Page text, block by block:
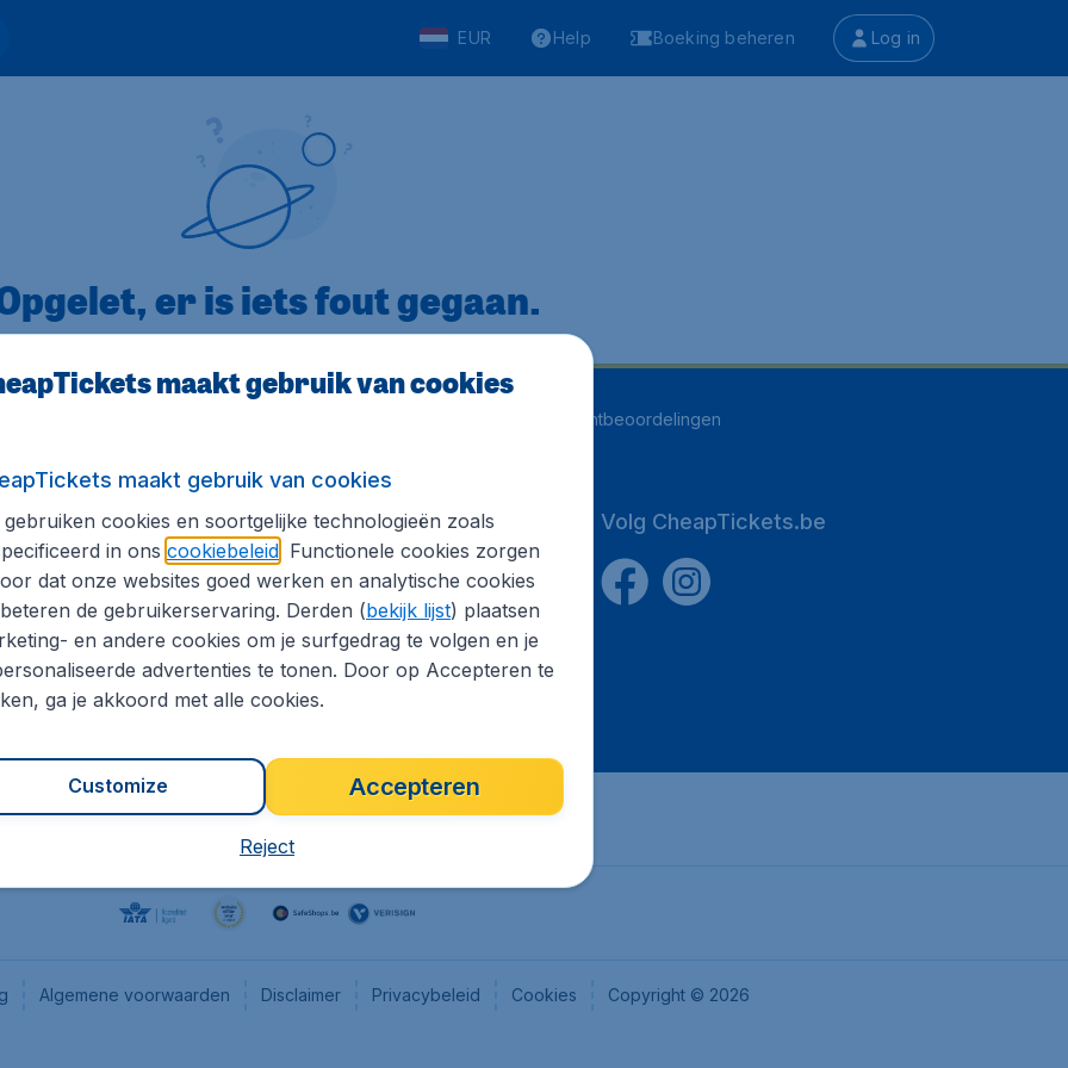
EUR Help Boeking beheren Log in
er is iets fout gegaan.
klantbeoordelingen
informatie
Internationale sites
Flugladen.de
CheapTickets.ch
CheapTickets.nl
CheapTickets.sg
Volg CheapTickets.be
Algemene voorwaarden Disclaimer Privacybeleid Cookies Copyright © 2026
maakt gebruik van cookies
maakt gebruik van cookies
gebruiken cookies en soortgelijke technologieën zoals
in ons cookiebeleid. Functionele cookies zorgen
dat onze websites goed werken en analytische cookies
de gebruikerservaring. Derden (bekijk lijst) plaatsen
en andere cookies om je surfgedrag te volgen en je
advertenties te tonen. Door op Accepteren te
ga je akkoord met alle cookies.
Accepteren
Customize
Reject